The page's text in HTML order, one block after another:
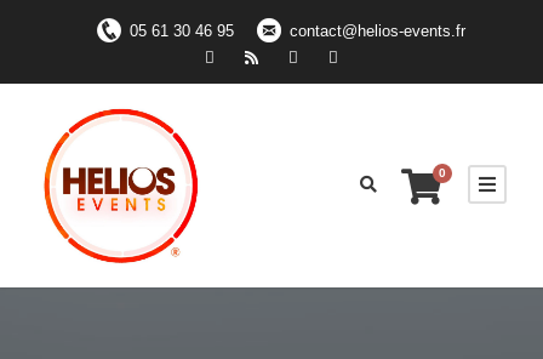
05 61 30 46 95 contact@helios-events.fr
0